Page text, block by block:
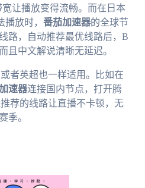
让播放变得流畅。而在日本
放时， 番茄加速器的全球节
路，自动推荐最优线路后，B
且中文解说清晰无延迟。
者英超也一样适用。比如在
速器连接国内节点，打开腾
荐的线路让直播不卡顿，无
季。